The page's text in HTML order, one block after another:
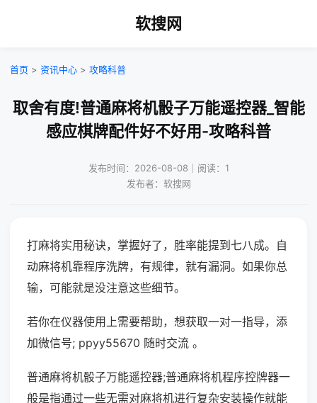
软搜网
首页 > 资讯中心 > 攻略科普
取舍有度!普通麻将机骰子万能遥控器_智能
感应棋牌配件好不好用-攻略科普
发布时间：2026-08-08｜阅读：1
发布者：软搜网
打麻将实用秘诀，掌握好了，胜率能提到七八成。自
动麻将机靠程序洗牌，有规律，就有漏洞。如果你总
输，可能就是没注意这些细节。
若你在仪器使用上需要帮助，想获取一对一指导，添
加微信号; ppyy55670 随时交流 。
普通麻将机骰子万能遥控器;普通麻将机程序控牌器一
般是指通过一些无需对麻将机进行复杂安装操作就能